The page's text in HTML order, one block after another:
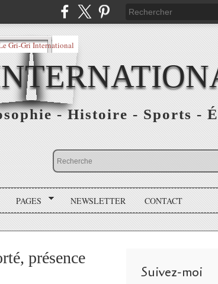
- Histoire - Sports -
PAGES NEWSLETTER CONTACT
présence
Suivez-moi